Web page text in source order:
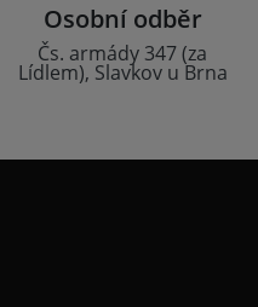
Osobní odběr
Čs. armády 347 (za
Lídlem), Slavkov u Brna